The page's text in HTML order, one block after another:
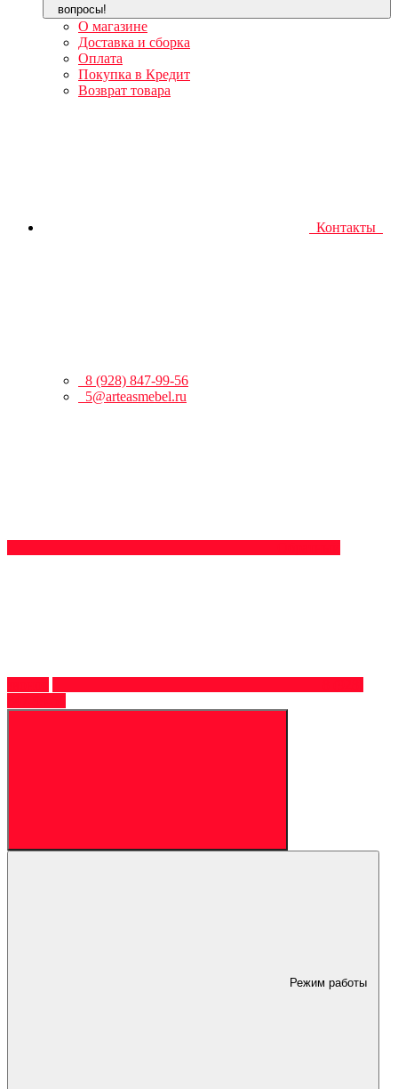
вопросы!
О магазине
Доставка и сборка
Оплата
Покупка в Кредит
Возврат товара
Контакты
8 (928) 847-99-56
5@arteasmebel.ru
Режим работы